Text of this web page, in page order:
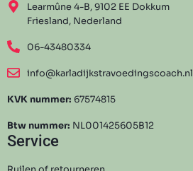
Learmûne 4-B, 9102 EE Dokkum
Friesland, Nederland
06-43480334
info@karladijkstravoedingscoach.nl
KVK nummer: 67574815
Btw nummer: NL001425605B12
Service